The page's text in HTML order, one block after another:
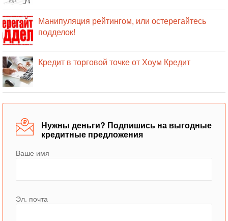
Манипуляция рейтингом, или остерегайтесь
подделок!
Кредит в торговой точке от Хоум Кредит
Нужны деньги? Подпишись на выгодные
кредитные предложения
Ваше имя
Эл. почта